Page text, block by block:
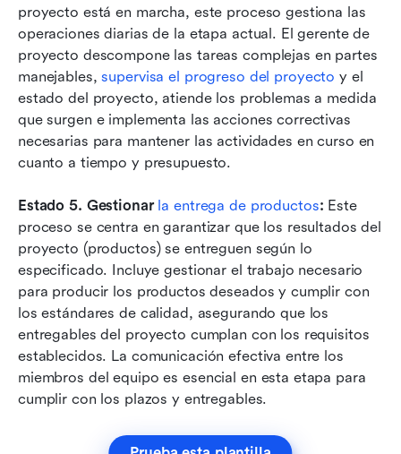
proyecto está en marcha, este proceso gestiona las
operaciones diarias de la etapa actual. El gerente de
proyecto descompone las tareas complejas en partes
manejables, supervisa el progreso del proyecto y el
estado del proyecto, atiende los problemas a medida
que surgen e implementa las acciones correctivas
necesarias para mantener las actividades en curso en
cuanto a tiempo y presupuesto.
Estado 5. Gestionar la entrega de productos: Este
proceso se centra en garantizar que los resultados del
proyecto (productos) se entreguen según lo
especificado. Incluye gestionar el trabajo necesario
para producir los productos deseados y cumplir con
los estándares de calidad, asegurando que los
entregables del proyecto cumplan con los requisitos
establecidos. La comunicación efectiva entre los
miembros del equipo es esencial en esta etapa para
cumplir con los plazos y entregables.